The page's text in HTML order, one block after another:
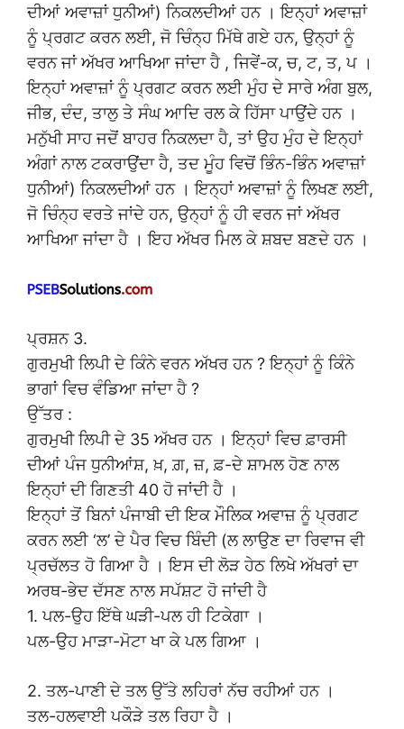
ਦੀਆਂ ਅਵਾਜ਼ਾਂ ਧੁਨੀਆਂ) ਨਿਕਲਦੀਆਂ ਹਨ । ਇਨ੍ਹਾਂ ਅਵਾਜ਼ਾਂ
ਨੂੰ ਪ੍ਰਗਟ ਕਰਨ ਲਈ, ਜੋ ਚਿੰਨ੍ਹ ਮਿੱਥੇ ਗਏ ਹਨ, ਉਨ੍ਹਾਂ ਨੂੰ
ਵਰਨ ਜਾਂ ਅੱਖਰ ਆਖਿਆ ਜਾਂਦਾ ਹੈ , ਜਿਵੇਂ-ਕ, ਚ, ਟ, ਤ, ਪ ।
ਇਨ੍ਹਾਂ ਅਵਾਜ਼ਾਂ ਨੂੰ ਪ੍ਰਗਟ ਕਰਨ ਲਈ ਮੁੰਹ ਦੇ ਸਾਰੇ ਅੰਗ ਬੁਲ,
ਜੀਭ, ਦੰਦ, ਤਾਲੁ ਤੇ ਸੰਘ ਆਦਿ ਰਲ ਕੇ ਹਿੱਸਾ ਪਾਉਂਦੇ ਹਨ ।
ਮਨੁੱਖੀ ਸਾਹ ਜਦੋਂ ਬਾਹਰ ਨਿਕਲਦਾ ਹੈ, ਤਾਂ ਉਹ ਮੁੰਹ ਦੇ ਇਨ੍ਹਾਂ
ਅੰਗਾਂ ਨਾਲ ਟਕਰਾਉਂਦਾ ਹੈ, ਤਦ ਮੂੰਹ ਵਿਚੋਂ ਭਿੰਨ-ਭਿੰਨ ਅਵਾਜ਼ਾਂ
ਧੁਨੀਆਂ) ਨਿਕਲਦੀਆਂ ਹਨ । ਇਨ੍ਹਾਂ ਅਵਾਜ਼ਾਂ ਨੂੰ ਲਿਖਣ ਲਈ,
ਜੋ ਚਿੰਨ੍ਹ ਵਰਤੇ ਜਾਂਦੇ ਹਨ, ਉਨ੍ਹਾਂ ਨੂੰ ਹੀ ਵਰਨ ਜਾਂ ਅੱਖਰ
ਆਖਿਆ ਜਾਂਦਾ ਹੈ । ਇਹ ਅੱਖਰ ਮਿਲ ਕੇ ਸ਼ਬਦ ਬਣਦੇ ਹਨ ।
ਪ੍ਰਸ਼ਨ 3.
ਗੁਰਮੁਖੀ ਲਿਪੀ ਦੇ ਕਿੰਨੇ ਵਰਨ ਅੱਖਰ ਹਨ ? ਇਨ੍ਹਾਂ ਨੂੰ ਕਿੰਨੇ
ਭਾਗਾਂ ਵਿਚ ਵੰਡਿਆ ਜਾਂਦਾ ਹੈ ?
ਉੱਤਰ :
ਗੁਰਮੁਖੀ ਲਿਪੀ ਦੇ 35 ਅੱਖਰ ਹਨ । ਇਨ੍ਹਾਂ ਵਿਚ ਫ਼ਾਰਸੀ
ਦੀਆਂ ਪੰਜ ਧੁਨੀਆਂਸ਼, ਖ਼, ਗ਼, ਜ਼, ਫ਼-ਦੇ ਸ਼ਾਮਲ ਹੋਣ ਨਾਲ
ਇਨ੍ਹਾਂ ਦੀ ਗਿਣਤੀ 40 ਹੋ ਜਾਂਦੀ ਹੈ ।
ਇਨ੍ਹਾਂ ਤੋਂ ਬਿਨਾਂ ਪੰਜਾਬੀ ਦੀ ਇਕ ਮੌਲਿਕ ਅਵਾਜ਼ ਨੂੰ ਪ੍ਰਗਟ
ਕਰਨ ਲਈ ‘ਲ’ ਦੇ ਪੈਰ ਵਿਚ ਬਿੰਦੀ (ਲ ਲਾਉਣ ਦਾ ਰਿਵਾਜ ਵੀ
ਪ੍ਰਚੱਲਤ ਹੋ ਗਿਆ ਹੈ । ਇਸ ਦੀ ਲੋੜ ਹੇਠ ਲਿਖੇ ਅੱਖਰਾਂ ਦਾ
ਅਰਥ-ਭੇਦ ਦੱਸਣ ਨਾਲ ਸਪੱਸ਼ਟ ਹੋ ਜਾਂਦੀ ਹੈ
1. ਪਲ-ਉਹ ਇੱਥੇ ਘੜੀ-ਪਲ ਹੀ ਟਿਕੇਗਾ ।
ਪਲ-ਉਹ ਮਾੜਾ-ਮੋਟਾ ਖਾ ਕੇ ਪਲ ਗਿਆ ।
2. ਤਲ-ਪਾਣੀ ਦੇ ਤਲ ਉੱਤੇ ਲਹਿਰਾਂ ਨੱਚ ਰਹੀਆਂ ਹਨ ।
ਤਲ-ਹਲਵਾਈ ਪਕੌੜੇ ਤਲ ਰਿਹਾ ਹੈ ।